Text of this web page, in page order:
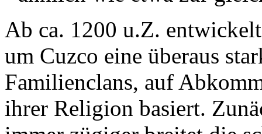
Ab ca. 1200 u.Z.
umCuzcoeine überaus
Familienclans, auf
ihrer Religion basiert.
immer zügiger breitet die